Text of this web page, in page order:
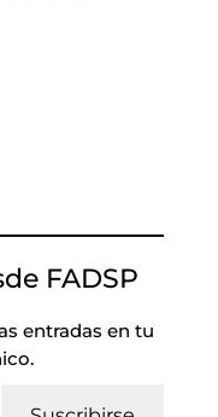
FADSP
entradas en tu